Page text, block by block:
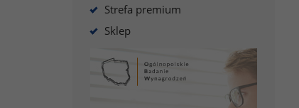
Strefa premium
Sklep